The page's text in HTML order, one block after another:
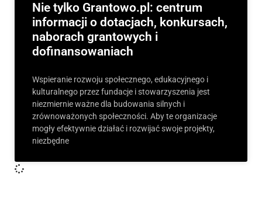
Nie tylko Grantowo.pl: centrum
informacji o dotacjach, konkursach,
naborach grantowych i
dofinansowaniach
Wspieranie rozwoju społecznego, edukacyjnego i
kulturalnego przez fundacje i stowarzyszenia jest
niezmiernie ważne dla budowania silnych i
zrównoważonych społeczności. Aby te organizacje
mogły efektywnie działać i rozwijać swoje projekty,
niezbędne